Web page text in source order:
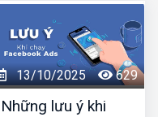
facebook từ a đến
zcủaCông ty HIG
để
nắm rõ nhé !
13/10/2025 629
Những lưu ý khi